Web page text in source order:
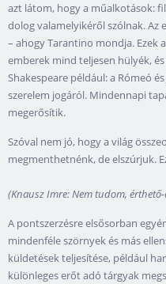
azt látom, hogy a műalkotások:
dolog valamelyikéről szólnak. Az
– ahogy Tarantino mondja. Ezek
emberek mind teljesen hülyék,
Shakespeare például: a Rómeó
szerelem jogáról. Mindennapi
megerősítik.
Szóval nem jó, hogy a világ
megmenthetnénk, de elszúrjuk.
(Knausz Imre: Nem tudom,
A pontszerzésre elsősorban
mindenféle szörnyek és más
küldetések teljesítése, például
különleges erőt adó tárgyak